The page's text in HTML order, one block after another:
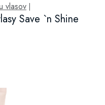
vlasov
Save `n Shine